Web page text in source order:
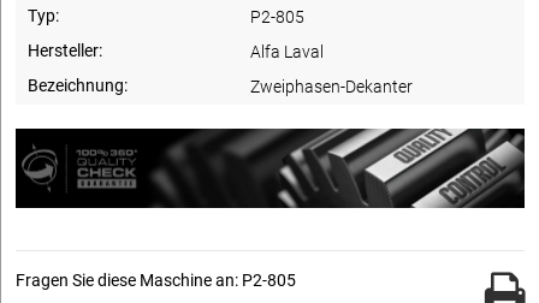
Typ:
P2-805
Hersteller:
Alfa Laval
Bezeichnung:
Zweiphasen-Dekanter
Fragen Sie diese Maschine an: P2-805